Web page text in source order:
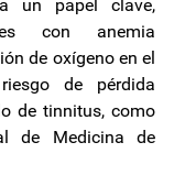
un papel clave,
con anemia
de oxígeno en el
de pérdida
de tinnitus, como
de Medicina de